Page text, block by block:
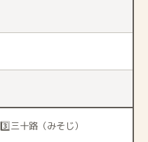
3️⃣三十路（みそじ）